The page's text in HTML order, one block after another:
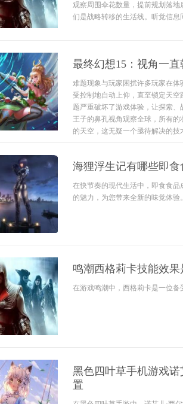
观察周围伞花数量，提前规划落
们是战略转移的生活线。听觉信
最终幻想15：视角一
难题现象与玩家困扰许多玩家在
受控制地自动上仰，直至锁定天
题严重破坏了游戏体验，让探索
王子的鼻孔视角观察全球，所有
的天空，这无疑一个亟待解决的技
海狸浮生记有哪些即
在快节奏的现代生活中，即食食
的魅力，为您带来全新的味觉体验
鸣潮西格莉卡技能效
在游戏鸣潮中，西格莉卡是一位
黑色四叶草手机游戏
置